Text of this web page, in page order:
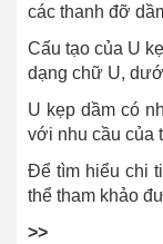
các thanh đỡ
Cấu tạo của U
dạng chữ U,
U kẹp dầm có
với nhu cầu của
Để tìm hiểu chi
thể tham khảo
>>